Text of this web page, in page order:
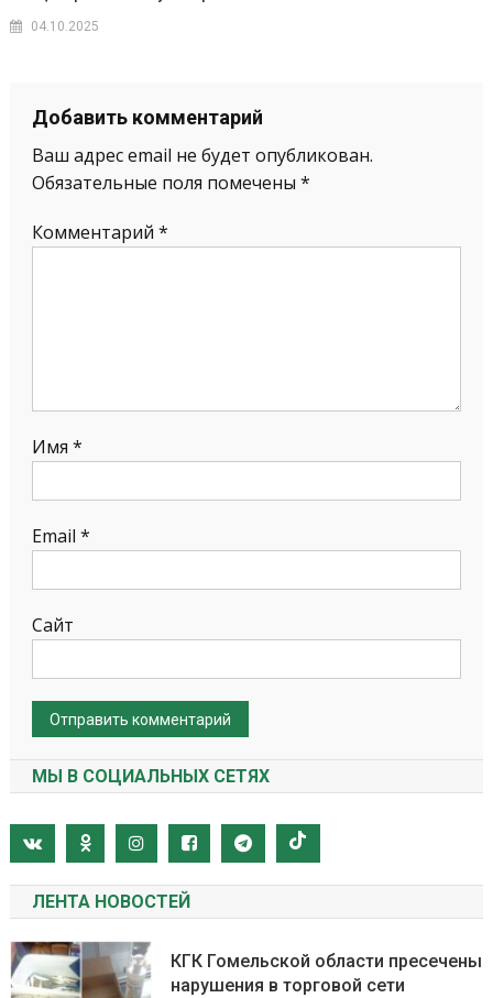
04.10.2025
Добавить комментарий
Ваш адрес email не будет опубликован.
Обязательные поля помечены *
Комментарий *
Имя *
Email *
Сайт
МЫ В СОЦИАЛЬНЫХ СЕТЯХ
ЛЕНТА НОВОСТЕЙ
КГК Гомельской области пресечены
нарушения в торговой сети